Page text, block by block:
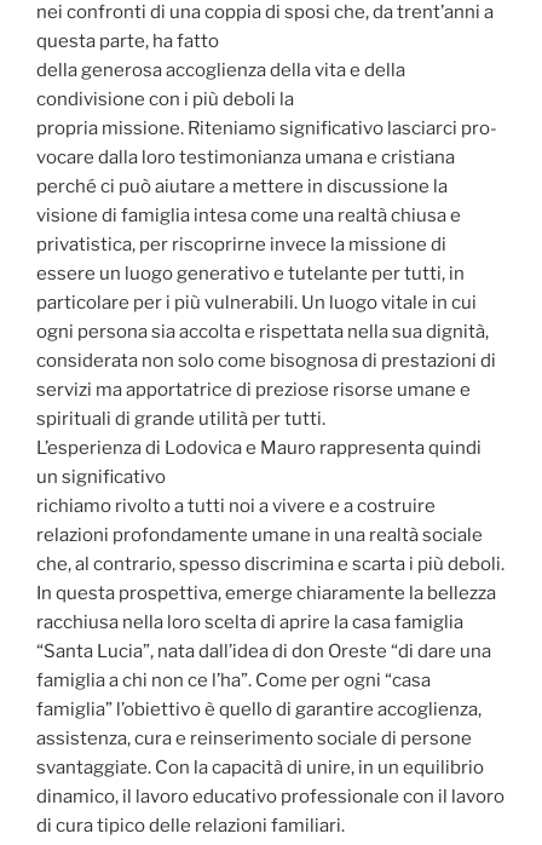
nei confronti di una coppia di sposi che, da trent’anni a
questa parte, ha fatto
della generosa accoglienza della vita e della
condivisione con i più deboli la
propria missione. Riteniamo significativo lasciarci pro-
vocare dalla loro testimonianza umana e cristiana
perché ci può aiutare a mettere in discussione la
visione di famiglia intesa come una realtà chiusa e
privatistica, per riscoprirne invece la missione di
essere un luogo generativo e tutelante per tutti, in
particolare per i più vulnerabili. Un luogo vitale in cui
ogni persona sia accolta e rispettata nella sua dignità,
considerata non solo come bisognosa di prestazioni di
servizi ma apportatrice di preziose risorse umane e
spirituali di grande utilità per tutti.
L’esperienza di Lodovica e Mauro rappresenta quindi
un significativo
richiamo rivolto a tutti noi a vivere e a costruire
relazioni profondamente umane in una realtà sociale
che, al contrario, spesso discrimina e scarta i più deboli.
In questa prospettiva, emerge chiaramente la bellezza
racchiusa nella loro scelta di aprire la casa famiglia
“Santa Lucia”, nata dall’idea di don Oreste “di dare una
famiglia a chi non ce l’ha”. Come per ogni “casa
famiglia” l’obiettivo è quello di garantire accoglienza,
assistenza, cura e reinserimento sociale di persone
svantaggiate. Con la capacità di unire, in un equilibrio
dinamico, il lavoro educativo professionale con il lavoro
di cura tipico delle relazioni familiari.